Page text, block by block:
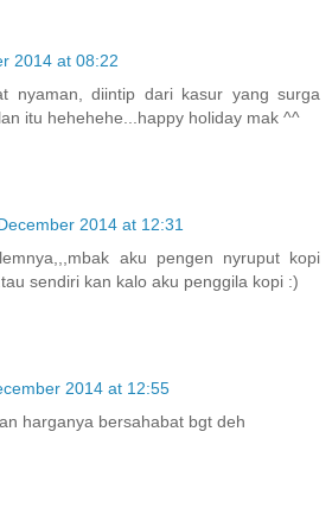
2014 at 08:22
nyaman, diintip dari kasur yang surga
itu hehehehe...happy holiday mak ^^
2014 at 12:31
aku pengen nyruput kopi
sendiri kan kalo aku penggila kopi :)
2014 at 12:55
harganya bersahabat bgt deh